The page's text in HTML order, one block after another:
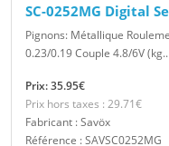
SC-0252MG Digital
Pignons: Métallique
0.23/0.19 Couple 4.8/6V (kg..
Prix: 35.95€
Prix hors taxes : 29.71€
Fabricant : Savöx
Référence : SAVSC0252MG